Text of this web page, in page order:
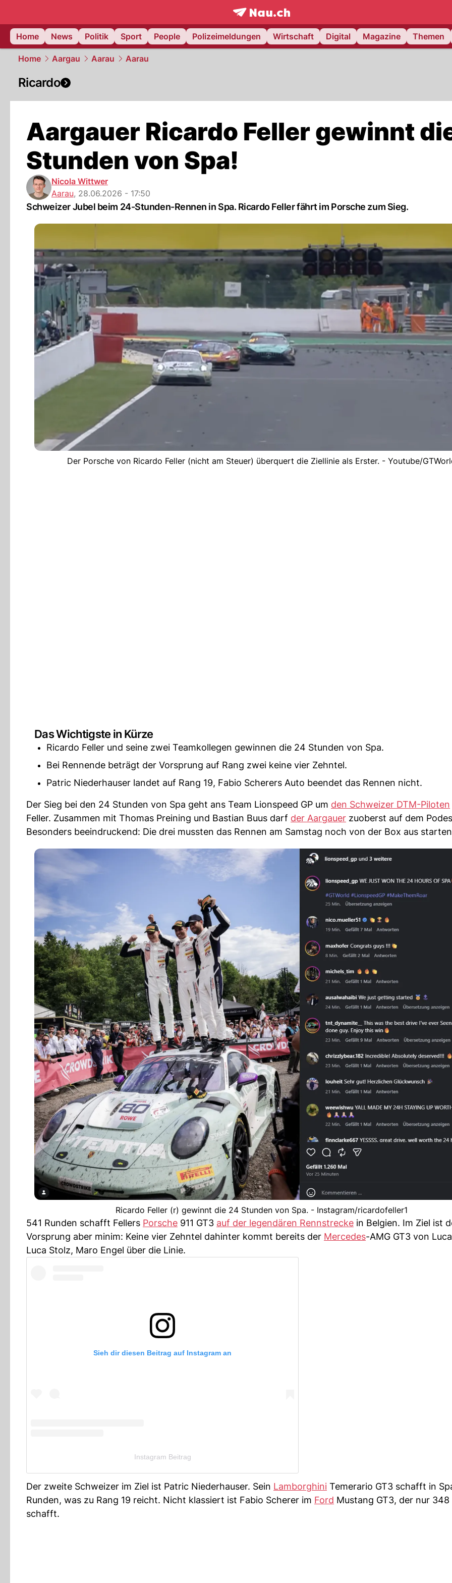
frontpage.NAU.ch
Home
News Politik Sport People Polizeimeldungen Wirtschaft Digital Magazine Themen
Home Aargau Aarau Aarau
Ricardo
Aargauer Ricardo Feller gewinnt
Stunden von Spa!
Nicola Wittwer
Aarau, 28.06.2026 - 17:50
Schweizer Jubel beim 24-Stunden-Rennen in Spa. Ricardo Feller fährt im Porsche zum Sieg.
Der Porsche von Ricardo Feller (nicht am Steuer) überquert die Ziellinie als Erster. - Youtube/
Das Wichtigste in Kürze
Ricardo Feller und seine zwei Teamkollegen gewinnen die 24 Stunden von Spa.
Bei Rennende beträgt der Vorsprung auf Rang zwei keine vier Zehntel.
Patric Niederhauser landet auf Rang 19, Fabio Scherers Auto beendet das Rennen nicht.
Der Sieg bei den 24 Stunden von Spa geht ans Team Lionspeed GP um den Schweizer DTM-Piloten
Feller. Zusammen mit Thomas Preining und Bastian Buus darf der Aargauer zuoberst auf dem
Besonders beeindruckend: Die drei mussten das Rennen am Samstag noch von der Box aus
Ricardo Feller (r) gewinnt die 24 Stunden von Spa. - Instagram/ricardofeller1
541 Runden schafft Fellers Porsche 911 GT3 auf der legendären Rennstrecke in Belgien. Im Ziel ist
Vorsprung aber minim: Keine vier Zehntel dahinter kommt bereits der Mercedes-AMG GT3 von
Luca Stolz, Maro Engel über die Linie.
Sieh dir diesen Beitrag auf Instagram an
Instagram Beitrag
Der zweite Schweizer im Ziel ist Patric Niederhauser. Sein Lamborghini Temerario GT3 schafft in
Runden, was zu Rang 19 reicht. Nicht klassiert ist Fabio Scherer im Ford Mustang GT3, der nur 348
schafft.